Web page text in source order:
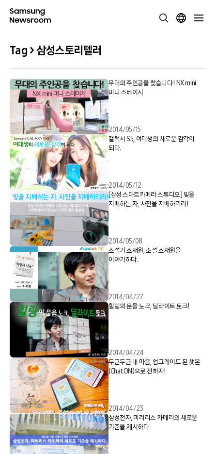
Tag > 삼성스토리텔러
무대의 주인공을 찾습니다! NX mini
미니 스테이지
2014/05/15
갤럭시 S5, 여대생의 새로운 감각이
되다.
2014/05/12
[삼성 스마트카메라 스튜디오] 빛을
지배하는 자, 사진을 지배하리라!
2014/05/08
소설가 소재원, 소설 소재원을
이야기하다.
2014/04/27
힐링의 문을 노크, 딜라이트 토크!
2014/04/24
두근두근 내 마음, 업그레이드 된 챗온
(ChatON)으로 전하자!
2014/04/23
삼성전자, 미러리스 카메라의 새로운
기준을 제시하다